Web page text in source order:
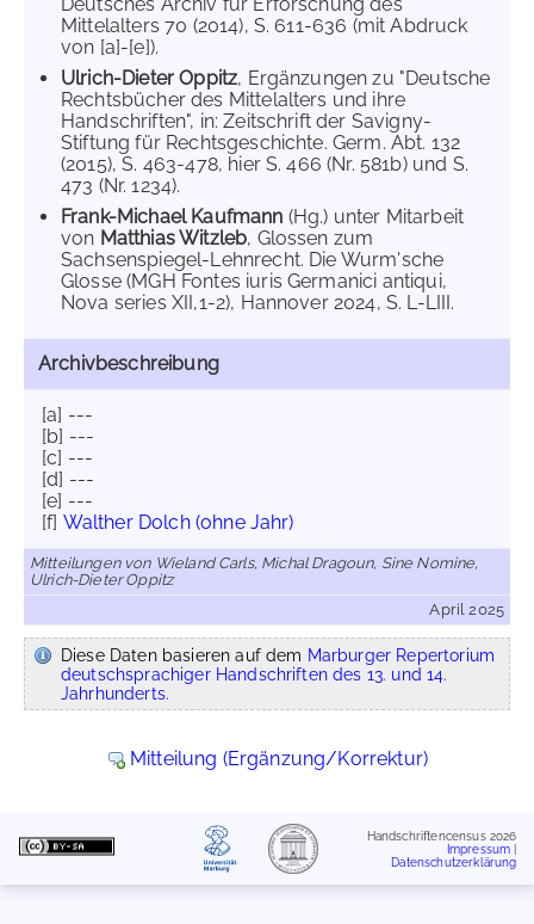
Mittelalters 70 (2014), S. 611-636 (mit Abdruck
von [a]-[e]).
Ulrich-Dieter Oppitz, Ergänzungen zu "Deutsche
Rechtsbücher des Mittelalters und ihre
Handschriften", in: Zeitschrift der Savigny-
Stiftung für Rechtsgeschichte. Germ. Abt. 132
(2015), S. 463-478, hier S. 466 (Nr. 581b) und S.
473 (Nr. 1234).
Frank-Michael Kaufmann (Hg.) unter Mitarbeit
von Matthias Witzleb, Glossen zum
Sachsenspiegel-Lehnrecht. Die Wurm'sche
Glosse (MGH Fontes iuris Germanici antiqui,
Nova series XII,1-2), Hannover 2024, S. L-LIII.
Archivbeschreibung
[a] ---
[b] ---
[c] ---
[d] ---
[e] ---
[f] Walther Dolch (ohne Jahr)
Mitteilungen von Wieland Carls, Michal Dragoun, Sine Nomine,
Ulrich-Dieter Oppitz
April 2025
Diese Daten basieren auf dem Marburger Repertorium
deutschsprachiger Handschriften des 13. und 14.
Jahrhunderts.
Mitteilung (Ergänzung/Korrektur)
Handschriftencensus 2026
Impressum
Datenschutzerklärung